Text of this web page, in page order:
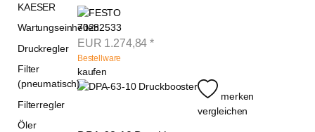
70282533
EUR 1.274,84 *
Bestellware
kaufen
merken
vergleichen
KAESER
Wartungseinheiten
Druckregler
Filter
(pneumatisch)
Filterregler
Öler